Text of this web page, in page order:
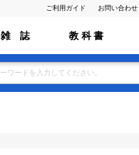
ご利用ガイド お問い合わせ
雑 誌 教 科 書